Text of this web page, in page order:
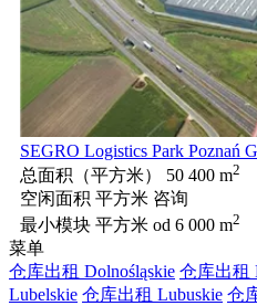
SEGRO Logistics Park Poznań
总面积（平方米）
50 400 m2
空闲面积 平方米 咨询
最小模块 平方米 od 6 000 m2
菜单
仓库出租 Dolnośląskie 仓库出租
Lubelskie 仓库出租 Lubuskie 仓